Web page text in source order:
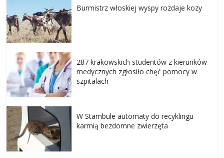
Burmistrz włoskiej wyspy rozdaje kozy
287 krakowskich studentów z kierunków
medycznych zgłosiło chęć pomocy w
szpitalach
W Stambule automaty do recyklingu
karmią bezdomne zwierzęta